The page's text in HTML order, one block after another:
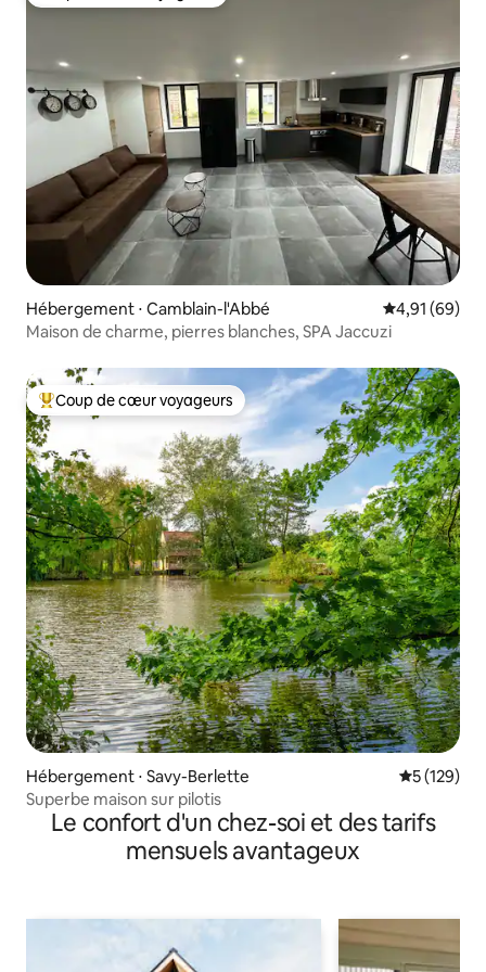
Hébergement ⋅ Camblain-l'Abbé Évaluation
4,91 (69)
Maison de charme, pierres blanches, SPA Jaccuzi
Coups de cœur voyageurs les plus appréciés
Coup de cœur voyageurs
Hébergement ⋅ Savy-Berlette Évaluation
5 (129)
Superbe maison sur pilotis
Le confort d'un chez-soi et des tarifs
mensuels avantageux